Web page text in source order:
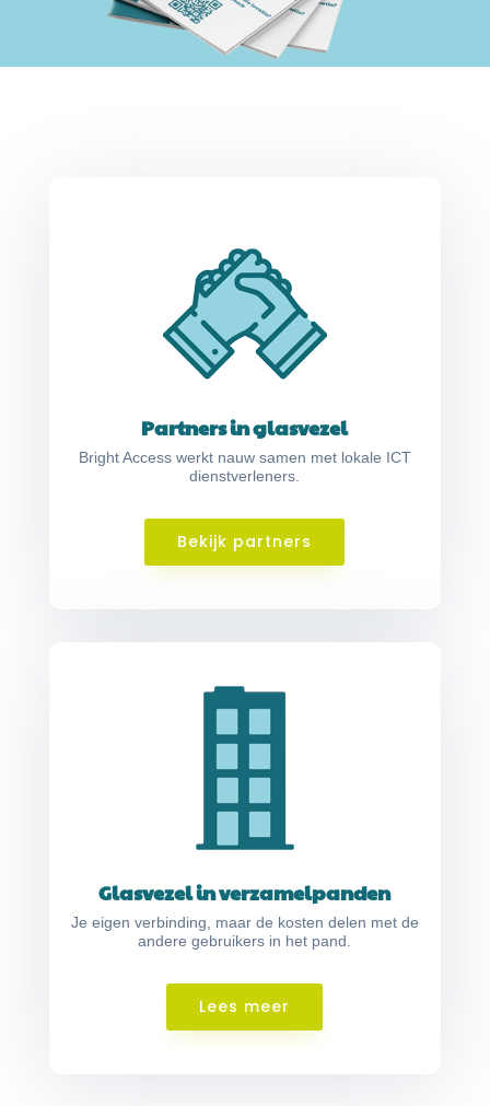
Partners in glasvezel
Bright Access werkt nauw samen met lokale ICT
dienstverleners.
Bekijk partners
Glasvezel in verzamelpanden
Je eigen verbinding, maar de kosten delen met de
andere gebruikers in het pand.
Lees meer